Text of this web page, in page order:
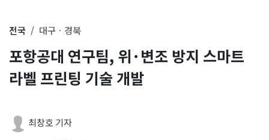
전국 대구ㆍ경북
포항공대 연구팀, 위·변조 방지 스마트
라벨 프린팅 기술 개발
최창호 기자